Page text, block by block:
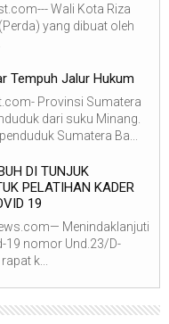
Wali Kota Riza
yang dibuat oleh
Tempuh Jalur Hukum
Provinsi Sumatera
dari suku Minang.
Sumatera Ba...
DI TUNJUK
PELATIHAN KADER
19
Menindaklanjuti
19 nomor Und.23/D-
k...